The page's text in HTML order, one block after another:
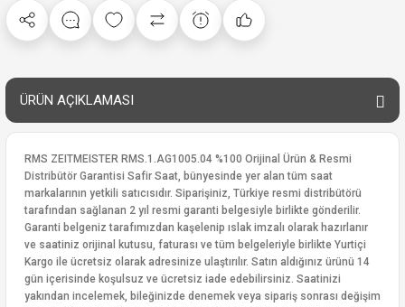
ÜRÜN AÇIKLAMASI
RMS ZEITMEISTER RMS.1.AG1005.04 %100 Orijinal Ürün & Resmi
Distribütör Garantisi Safir Saat, bünyesinde yer alan tüm saat
markalarının yetkili satıcısıdır. Siparişiniz, Türkiye resmi distribütörü
tarafından sağlanan 2 yıl resmi garanti belgesiyle birlikte gönderilir.
Garanti belgeniz tarafımızdan kaşelenip ıslak imzalı olarak hazırlanır
ve saatiniz orijinal kutusu, faturası ve tüm belgeleriyle birlikte Yurtiçi
Kargo ile ücretsiz olarak adresinize ulaştırılır. Satın aldığınız ürünü 14
gün içerisinde koşulsuz ve ücretsiz iade edebilirsiniz. Saatinizi
yakından incelemek, bileğinizde denemek veya sipariş sonrası değişim